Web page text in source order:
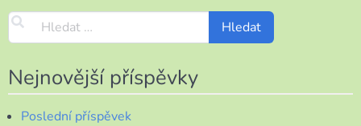
Nejnovější příspěvky
Poslední příspěvek